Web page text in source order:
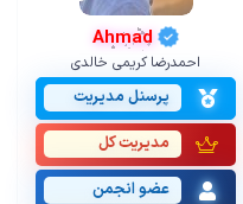
Ahmad
احمدرضا کریمی خالدی
پرسنل مدیریت
مدیریت کل
عضو انجمن